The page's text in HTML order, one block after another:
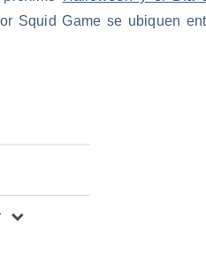
Squid Game se ubiquen